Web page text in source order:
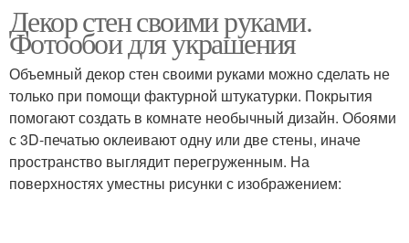
Декор стен своими руками.
Фотообои для украшения
Объемный декор стен своими руками можно сделать не
только при помощи фактурной штукатурки. Покрытия
помогают создать в комнате необычный дизайн. Обоями
с 3D-печатью оклеивают одну или две стены, иначе
пространство выглядит перегруженным. На
поверхностях уместны рисунки с изображением: